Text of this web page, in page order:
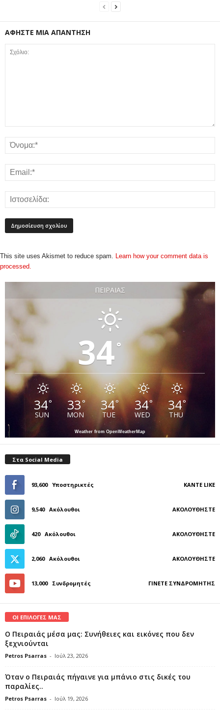
ΑΦΗΣΤΕ ΜΙΑ ΑΠΑΝΤΗΣΗ
This site uses Akismet to reduce spam. Learn how your comment data is
processed.
ΠΕΙΡΑΙΆΣ
34°
34°
SUN
33°
MON
34°
TUE
34°
WED
34°
THU
Weather from OpenWeatherMap
Στα Social Media
93,600 Υποστηρικτές ΚΆΝΤΕ LIKE
9,540 Ακόλουθοι ΑΚΟΛΟΥΘΉΣΤΕ
420 Ακόλουθοι ΑΚΟΛΟΥΘΉΣΤΕ
2,060 Ακόλουθοι ΑΚΟΛΟΥΘΉΣΤΕ
13,000 Συνδρομητές ΓΊΝΕΤΕ ΣΥΝΔΡΟΜΗΤΉΣ
ΟΙ ΕΠΙΛΟΓΕΣ ΜΑΣ
Ο Πειραιάς μέσα μας: Συνήθειες και εικόνες που δεν
ξεχνιούνται
Petros Psarras - Ιούλ 23, 2026
Όταν ο Πειραιάς πήγαινε για μπάνιο στις δικές του
παραλίες..
Petros Psarras - Ιούλ 19, 2026